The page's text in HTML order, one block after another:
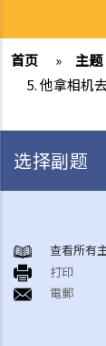
首页 » 主题
5. 他拿相机
选择副题
1. 何为合约？
2. 谁可以订立合
消费者保障
查看所有
打印
電郵